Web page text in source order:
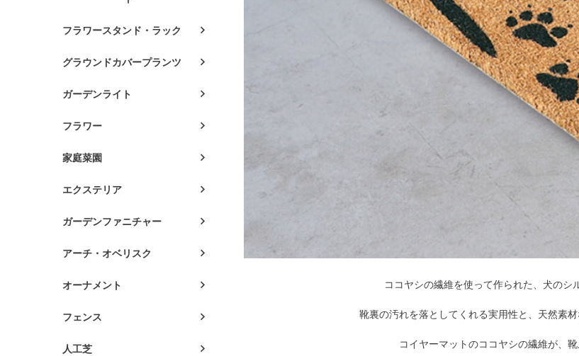
フラワースタンド・ラック
グラウンドカバープランツ
ガーデンライト
フラワー
家庭菜園
エクステリア
ガーデンファニチャー
アーチ・オベリスク
オーナメント
フェンス
人工芝
ココヤシの繊維を使って作られた、犬のシ
靴裏の汚れを落としてくれる実用性と、天然素
コイヤーマットのココヤシの繊維が、